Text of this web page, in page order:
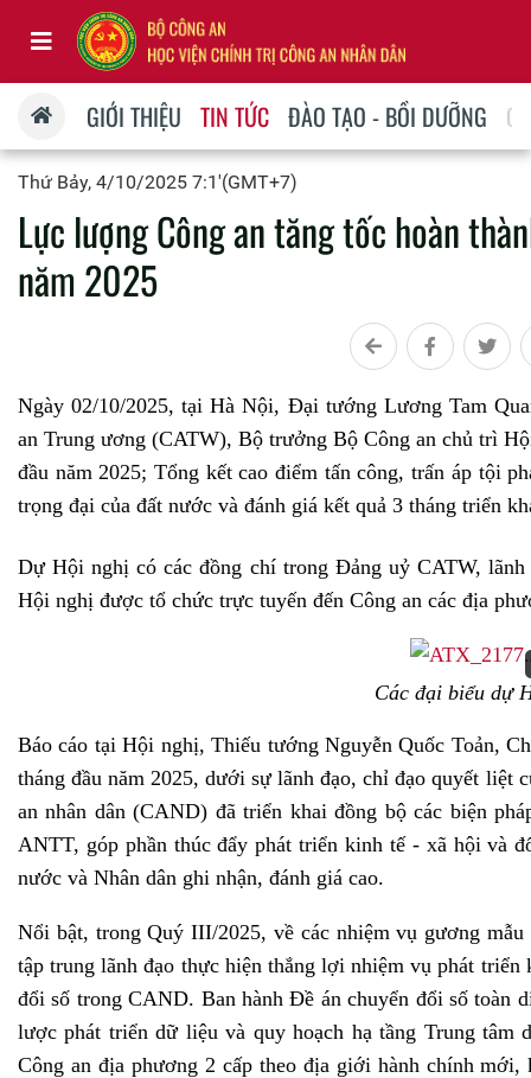
GIỚI THIỆU TIN TỨC ĐÀO TẠO - BỒI DƯỠNG
Thứ Bảy, 4/10/2025 7:1'(GMT+7)
Lực lượng Công an tăng tốc hoàn
năm 2025
Ngày 02/10/2025, tại Hà Nội, Đại tướng Lương Tam
an Trung ương (CATW), Bộ trưởng Bộ Công an chủ trì
đầu năm 2025; Tổng kết cao điểm tấn công, trấn áp tội
trọng đại của đất nước và đánh giá kết quả 3 tháng triển
Dự Hội nghị có các đồng chí trong Đảng uỷ CATW,
Hội nghị được tổ chức trực tuyến đến Công an các địa
Các đại biểu dự
Báo cáo tại Hội nghị, Thiếu tướng Nguyễn Quốc Toản,
tháng đầu năm 2025, dưới sự lãnh đạo, chỉ đạo quyết
an nhân dân (CAND) đã triển khai đồng bộ các biện
ANTT, góp phần thúc đẩy phát triển kinh tế - xã hội và
nước và Nhân dân ghi nhận, đánh giá cao.
Nổi bật, trong Quý III/2025, về các nhiệm vụ gương
tập trung lãnh đạo thực hiện thắng lợi nhiệm vụ phát triển
đổi số trong CAND. Ban hành Đề án chuyển đổi số toàn
lược phát triển dữ liệu và quy hoạch hạ tầng Trung tâm
Công an địa phương 2 cấp theo địa giới hành chính